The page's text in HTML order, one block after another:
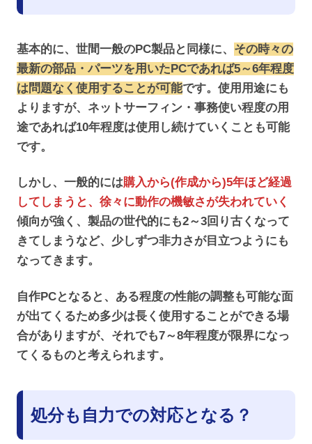
基本的に、世間一般のPC製品と同様に、 その時々の
最新の部品・パーツを用いたPCであれば5～6年程度
は問題なく使用することが可能です。使用用途にも
よりますが、ネットサーフィン・事務使い程度の用
途であれば10年程度は使用し続けていくことも可能
です。
しかし、一般的には購入から(作成から)5年ほど経過
してしまうと、徐々に動作の機敏さが失われていく
傾向が強く、製品の世代的にも2～3回り古くなって
きてしまうなど、少しずつ非力さが目立つようにも
なってきます。
自作PCとなると、ある程度の性能の調整も可能な面
が出てくるため多少は長く使用することができる場
合がありますが、それでも7～8年程度が限界になっ
てくるものと考えられます。
処分も自力での対応となる？